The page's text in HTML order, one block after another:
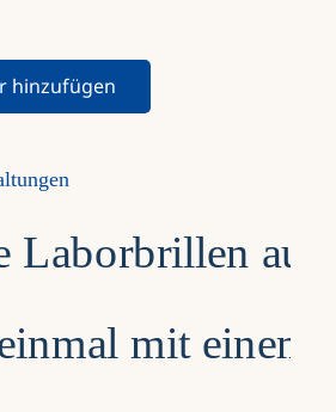
hinzufügen